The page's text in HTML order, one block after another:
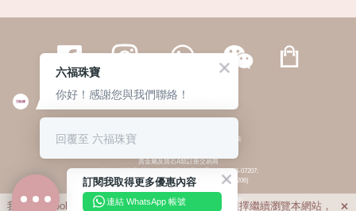
繁體 | 簡体
© 六福集團 版權所有 不得轉載 私隱政策
貴金屬及寶石A類註冊交易商
(六福企業禮品(國際)有限公司-註冊號碼:A-B-24-05-07207;
六福電子商貿有限公司-註冊號碼:A-B-24-05-07206)
貴金屬及寶石B類註冊交易商
(六福集團有限公司-註冊號碼:B-B-24-05-07258;
六福珠寶金行(香港)有限公司-註冊號碼:B-B-24-05-07259)
我們利用cookies為您提供最佳的瀏覽體驗。若您選擇繼續瀏覽本網站， 
訂閱我取得更多優惠內容
連結 WhatsApp 帳號
六福珠寶
你好！感謝您與我們聯絡！
回覆至 六福珠寶